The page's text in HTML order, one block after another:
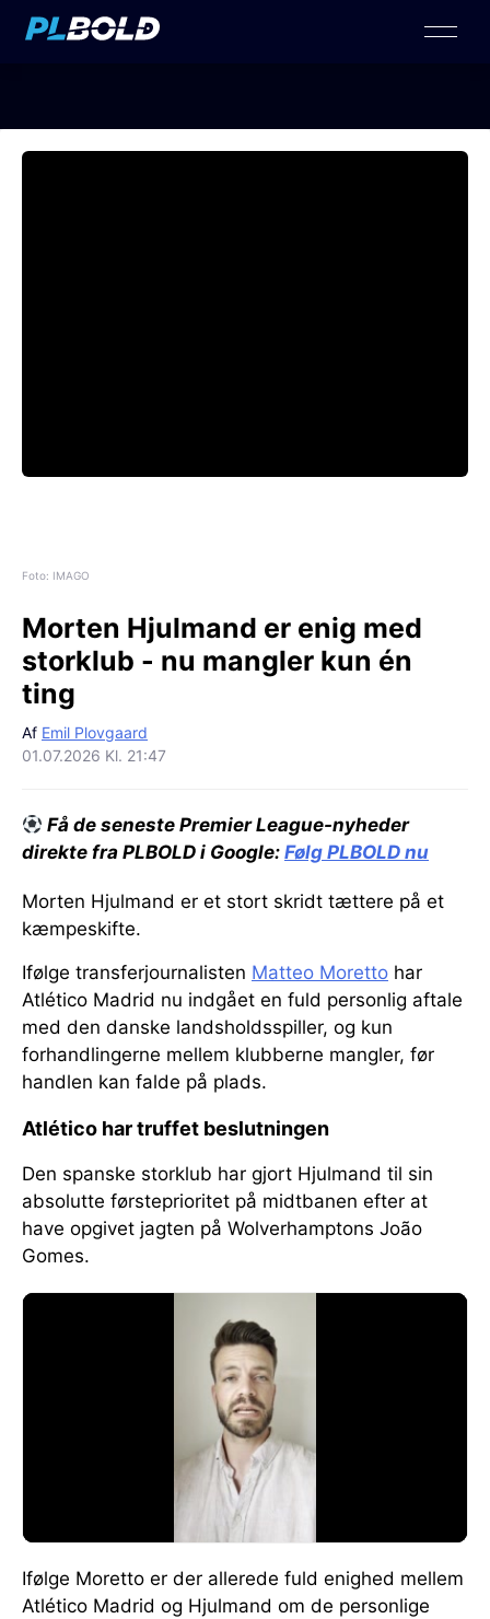
Foto: IMAGO
Morten Hjulmand er enig med
storklub - nu mangler kun én
ting
Af Emil Plovgaard
01.07.2026 Kl. 21:47
Få de seneste Premier League-nyheder
direkte fra PLBOLD i Google: Følg PLBOLD nu
Morten Hjulmand er et stort skridt tættere på et
kæmpeskifte.
Ifølge transferjournalisten Matteo Moretto har
Atlético Madrid nu indgået en fuld personlig aftale
med den danske landsholdsspiller, og kun
forhandlingerne mellem klubberne mangler, før
handlen kan falde på plads.
Atlético har truffet beslutningen
Den spanske storklub har gjort Hjulmand til sin
absolutte førsteprioritet på midtbanen efter at
have opgivet jagten på Wolverhamptons João
Gomes.
Ifølge Moretto er der allerede fuld enighed mellem
Atlético Madrid og Hjulmand om de personlige